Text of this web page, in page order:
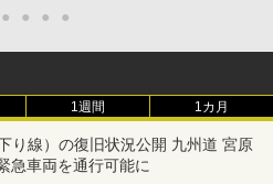
● ● ● ●
1週間 1カ月
り線）の復旧状況公開 九州道 宮原
急車両を通行可能に